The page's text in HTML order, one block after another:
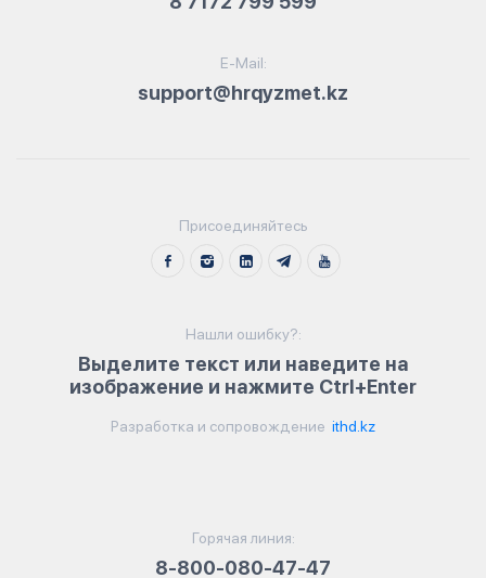
E-Mail:
support@hrqyzmet.kz
Присоединяйтесь
Нашли ошибку?:
Выделите текст или наведите на
изображение и нажмите Ctrl+Enter
Разработка и сопровождение ithd.kz
Горячая линия:
8-800-080-47-47